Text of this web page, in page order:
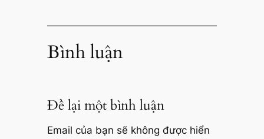
Bình luận
Để lại một bình luận
Email của bạn sẽ không được hiển